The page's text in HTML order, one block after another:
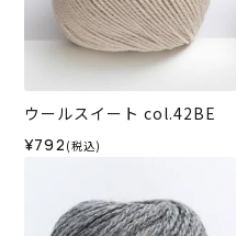
ウールスイート col.42BE
¥792 (税込)